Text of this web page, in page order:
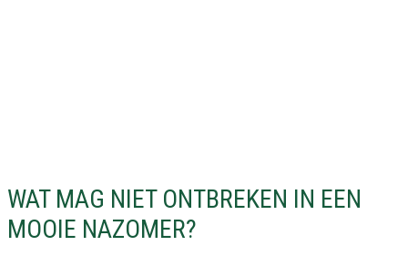
WAT MAG NIET ONTBREKEN IN EEN
MOOIE NAZOMER?